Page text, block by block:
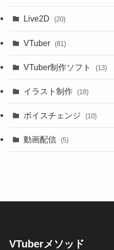
Live2D (20)
VTuber (81)
VTuber制作ソフト (13)
イラスト制作 (18)
ボイスチェンジ (10)
動画配信 (5)
VTuberメソッド